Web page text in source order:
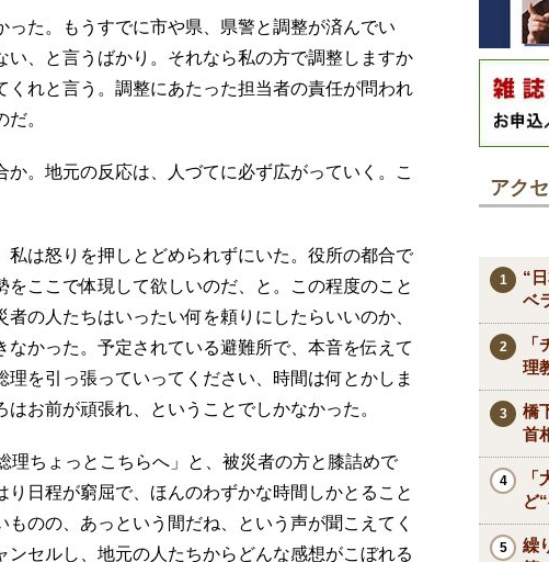
た。もうすでに市や県、県警と調整が済んでい
、と言うばかり。それなら私の方で調整しますか
くれと言う。調整にあたった担当者の責任が問われ
。
。地元の反応は、人づてに必ず広がっていく。こ
は怒りを押しとどめられずにいた。役所の都合で
ここで体現して欲しいのだ、と。この程度のこと
の人たちはいったい何を頼りにしたらいいのか、
なかった。予定されている避難所で、本音を伝えて
理を引っ張っていってください、時間は何とかしま
お前が頑張れ、ということでしかなかった。
ちょっとこちらへ」と、被災者の方と膝詰めで
日程が窮屈で、ほんのわずかな時間しかとること
のの、あっという間だね、という声が聞こえてく
ンセルし、地元の人たちからどんな感想がこぼれる
アク
“
ベ
理
橋
首
ど
繰